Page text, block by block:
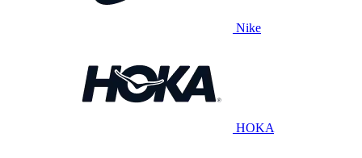
Nike
HOKA